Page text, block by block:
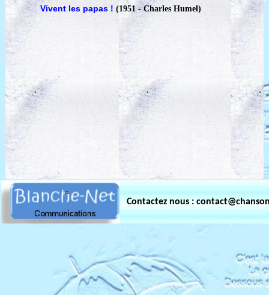
Vivent les papas !(1951-Charles Humel)
Contactez nous :